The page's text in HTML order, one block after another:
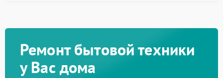
Ремонт бытовой техники
у Вас дома